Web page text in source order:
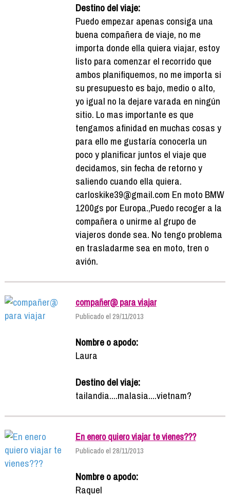
Destino del viaje:
Puedo empezar apenas consiga una
buena compañera de viaje, no me
importa donde ella quiera viajar, estoy
listo para comenzar el recorrido que
ambos planifiquemos, no me importa si
su presupuesto es bajo, medio o alto,
yo igual no la dejare varada en ningún
sitio. Lo mas importante es que
tengamos afinidad en muchas cosas y
para ello me gustaría conocerla un
poco y planificar juntos el viaje que
decidamos, sin fecha de retorno y
saliendo cuando ella quiera.
carloskike39@gmail.com En moto BMW
1200gs por Europa.,Puedo recoger a la
compañera o unirme al grupo de
viajeros donde sea. No tengo problema
en trasladarme sea en moto, tren o
avión.
compañer@ para viajar
Publicado el 29/11/2013
Nombre o apodo:
Laura
Destino del viaje:
tailandia....malasia....vietnam?
En enero quiero viajar te vienes???
Publicado el 28/11/2013
Nombre o apodo:
Raquel